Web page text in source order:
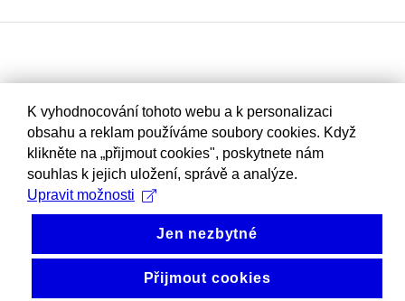
K vyhodnocování tohoto webu a k personalizaci
obsahu a reklam používáme soubory cookies. Když
klikněte na „přijmout cookies", poskytnete nám
souhlas k jejich uložení, správě a analýze.
Upravit možnosti
Jen nezbytné
Přijmout cookies